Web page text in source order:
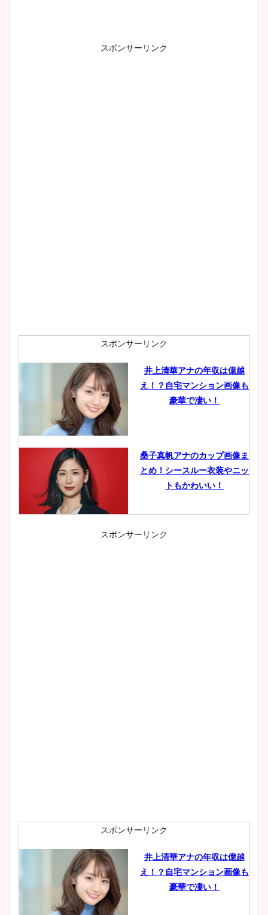
スポンサーリンク
スポンサーリンク
井上清華アナの年収は億越
え！？自宅マンション画像も
豪華で凄い！
桑子真帆アナのカップ画像ま
とめ！シースルー衣装やニッ
トもかわいい！
小室瑛莉子のカップ画像まと
肉も凄い！
鈴木唯の太ってた時の体重が
ヤバすぎww原因や痩せたダ
スポンサーリンク
スポンサーリンク
井上清華アナの年収は億越
え！？自宅マンション画像も
豪華で凄い！